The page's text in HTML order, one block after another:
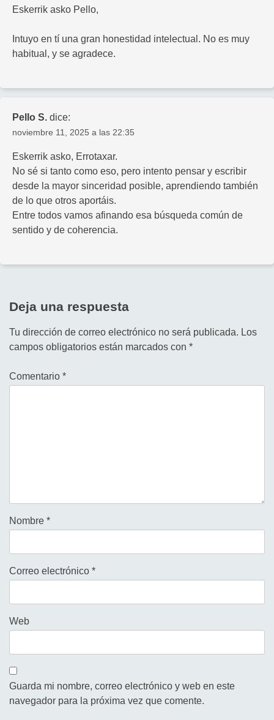
Eskerrik asko Pello,
Intuyo en tí una gran honestidad intelectual. No es muy
habitual, y se agradece.
Pello S. dice:
noviembre 11, 2025 a las 22:35
Eskerrik asko, Errotaxar.
No sé si tanto como eso, pero intento pensar y escribir
desde la mayor sinceridad posible, aprendiendo también
de lo que otros aportáis.
Entre todos vamos afinando esa búsqueda común de
sentido y de coherencia.
Deja una respuesta
Tu dirección de correo electrónico no será publicada. Los
campos obligatorios están marcados con *
Comentario *
Nombre *
Correo electrónico *
Web
Guarda mi nombre, correo electrónico y web en este
navegador para la próxima vez que comente.